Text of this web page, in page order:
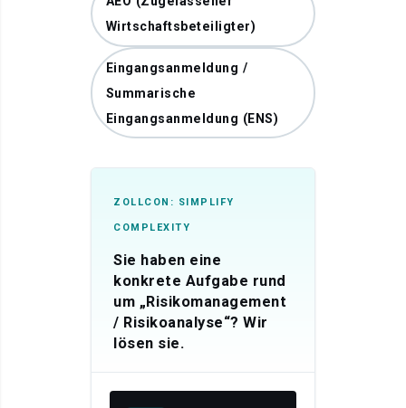
Wirtschaftsbeteiligter)
Eingangsanmeldung /
Summarische
Eingangsanmeldung (ENS)
ZOLLCON: SIMPLIFY
COMPLEXITY
Sie haben eine
konkrete Aufgabe rund
um „Risikomanagement
/ Risikoanalyse“? Wir
lösen sie.